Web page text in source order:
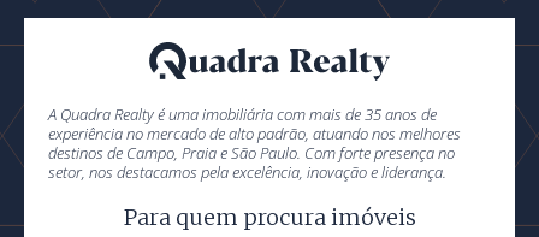
A Quadra Realty é uma imobiliária com mais de 35 anos de
experiência no mercado de alto padrão, atuando nos melhores
destinos de Campo, Praia e São Paulo. Com forte presença no
setor, nos destacamos pela excelência, inovação e liderança.
Para quem procura imóveis